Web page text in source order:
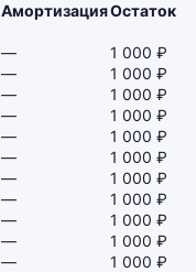
АмортизацияОстаток
—
1 000 ₽
—
1 000 ₽
—
1 000 ₽
—
1 000 ₽
—
1 000 ₽
—
1 000 ₽
—
1 000 ₽
—
1 000 ₽
—
1 000 ₽
—
1 000 ₽
—
1 000 ₽